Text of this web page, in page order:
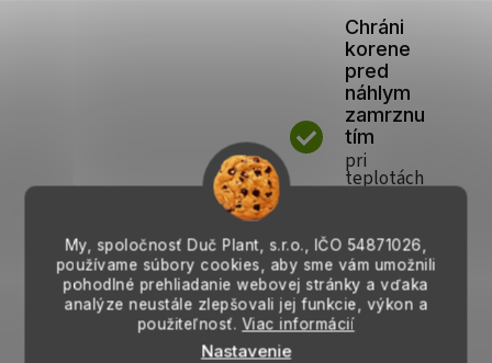
My, spoločnosť Duč Plant, s.r.o., IČO 54871026,
používame súbory cookies, aby sme vám umožnili
pohodlné prehliadanie webovej stránky a vďaka
analýze neustále zlepšovali jej funkcie, výkon a
použiteľnosť.Viac informácií
Nastavenie
Chráni
korene
pred
náhlym
zamrznu
tím
pri
teplotách
8 cm).
Pri
silnejších
mrazoch